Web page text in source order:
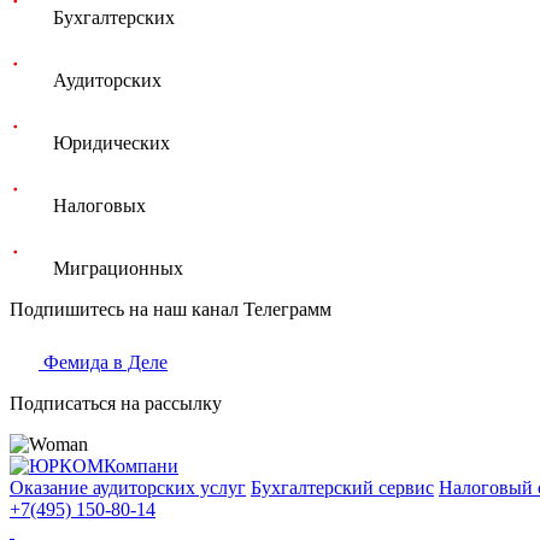
Бухгалтерских
Аудиторских
Юридических
Налоговых
Миграционных
Подпишитесь на наш канал Телеграмм
Фемида в Деле
Подписаться на рассылку
Оказание аудиторских услуг Бухгалтерский сервис Налоговый
+7(495) 150-80-14